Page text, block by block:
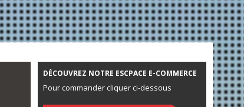
DÉCOUVREZ NOTRE ESCPACE E-COMMERCE
Pour commander cliquer ci-dessous